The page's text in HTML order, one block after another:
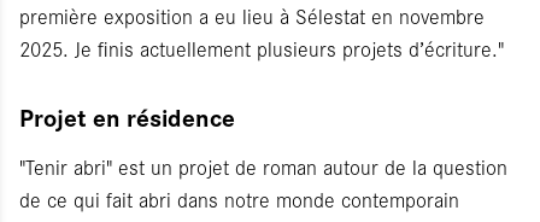
première exposition a eu lieu à Sélestat en novembre
2025. Je finis actuellement plusieurs projets d’écriture."
Projet en résidence
"Tenir abri" est un projet de roman autour de la question
de ce qui fait abri dans notre monde contemporain